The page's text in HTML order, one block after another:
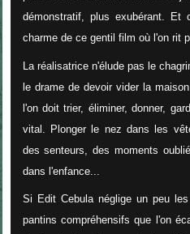
démonstratif, plus exubérant.
charme de ce gentil film où l'on rit
La réalisatrice n'élude pas le
le drame de devoir vider la
l'on doit trier, éliminer, donner,
vital. Plonger le nez dans les
des senteurs, des moments
dans l'enfance...
Si Edit Cebula néglige un peu
pantins compréhensifs que l'on